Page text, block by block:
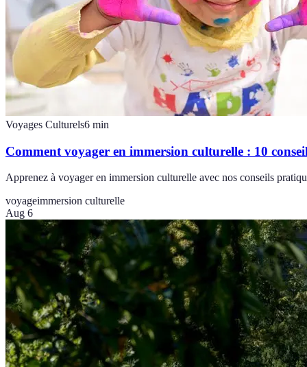
Voyages Culturels6 min
Comment voyager en immersion culturelle : 10
Apprenez à voyager en immersion culturelle avec nos conseils
voyageimmersion culturelle
Aug 6